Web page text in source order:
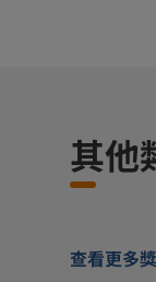
其他
查看更多